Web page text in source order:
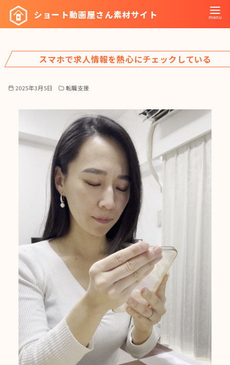
ツ
ショート動画屋さん素材サイト
スマホで求人情報を熱心にチェックしている
2025年3月5日 転職支援